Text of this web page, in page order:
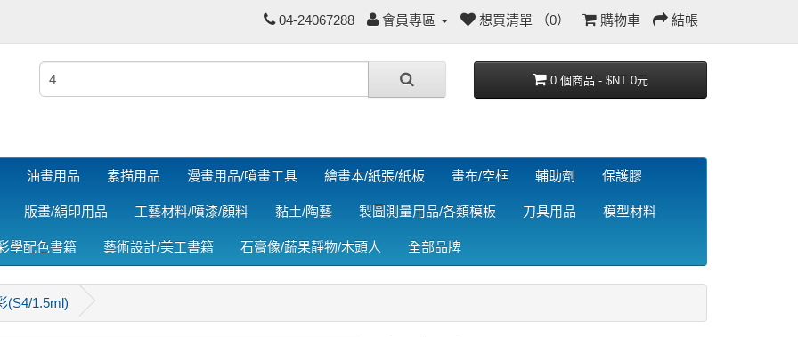
04-24067288 會員專區 想買清單 （0） 購物車 結帳
0 個商品 - $NT 0元
油畫用品 素描用品 漫畫用品/噴畫工具 繪畫本/紙張/紙板 畫布/空框 輔助劑 保護膠
版畫/絹印用品 工藝材料/噴漆/顏料 黏土/陶藝 製圖測量用品/各類模板 刀具用品 模型材料
學配色書籍 藝術設計/美工書籍 石膏像/蔬果靜物/木頭人 全部品牌
(S4/1.5ml)